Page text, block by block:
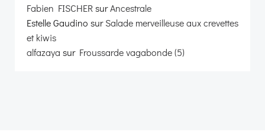
Fabien FISCHERsurAncestrale
Estelle Gaudino surSalade merveilleuse aux crevettes
et kiwis
alfazaya sur Froussarde vagabonde (5)